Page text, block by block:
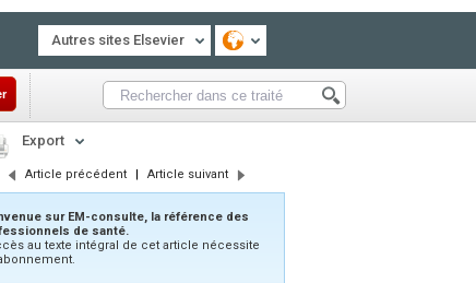
Autres sites Elsevier
Export
Article précédent | Article suivant
sur EM-consulte, la référence des
de santé.
au texte intégral de cet article nécessite